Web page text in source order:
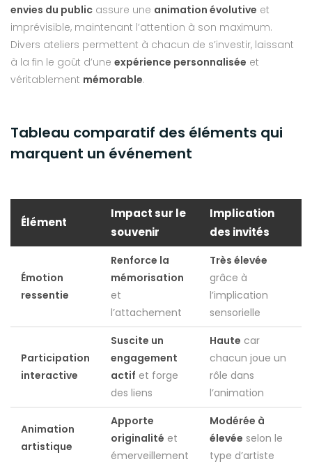
envies du public assure une animation évolutive et
imprévisible, maintenant l’attention à son maximum.
Divers ateliers permettent à chacun de s’investir, laissant
à la fin le goût d’une expérience personnalisée et
véritablement mémorable.
Tableau comparatif des éléments qui
marquent un événement
Élément
Impact sur le
souvenir
Implication
des invités
Émotion
ressentie
Renforce la
mémorisation
et
l’attachement
Très élevée
grâce à
l’implication
sensorielle
Participation
interactive
Suscite un
engagement
actif et forge
des liens
Haute car
chacun joue un
rôle dans
l’animation
Animation
artistique
Apporte
originalité et
émerveillement
Modérée à
élevée selon le
type d’artiste